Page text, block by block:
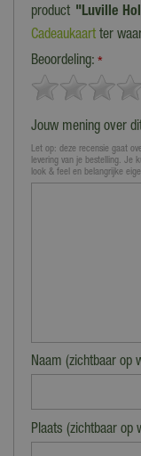
product "Luville
Cadeaukaart ter
Beoordeling: *
Jouw mening over
Let op: deze recensie gaat
levering van je bestelling. Je
look & feel en belangrijke
Naam (zichtbaar op
Plaats (zichtbaar op